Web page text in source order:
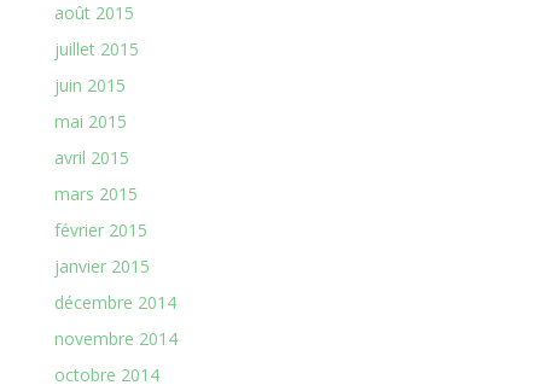
août 2015
juillet 2015
juin 2015
mai 2015
avril 2015
mars 2015
février 2015
janvier 2015
décembre 2014
novembre 2014
octobre 2014